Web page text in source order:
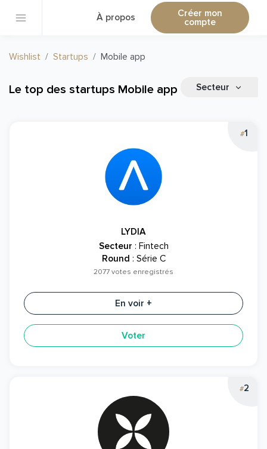
À propos Créer mon
compte
Wishlist Startups Mobile app
Le top des startups Mobile app Secteur
#1
LYDIA
Secteur : Fintech
Round : Série C
2077 votes enregistrés
En voir +
Voter
#2